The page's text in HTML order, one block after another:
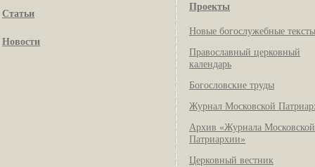
Статьи
Новости
Проекты
Новые богослужебные тексты
Православный церковный
календарь
Богословские труды
Журнал Московской
Архив «Журнала Московской
Патриархии»
Церковный вестник